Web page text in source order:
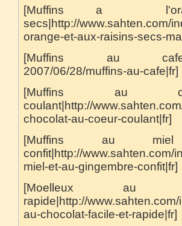
[Muffins a
secs|http://www.sahten.com/
orange-et-aux-raisins-secs-
[Muffins au cafe|http://
2007/06/28/muffins-au-cafe|fr]
[Muffins au
coulant|http://
chocolat-au-coeur-coulant|fr]
[Muffins au
confit|http://www.sahten.com/
miel-et-au-gingembre-confit|fr]
[Moelleux au
rapide|http://
au-chocolat-facile-et-rapide|fr]